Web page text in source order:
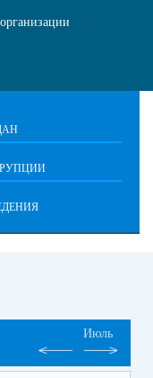
Июль